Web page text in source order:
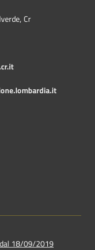
Cr
18/09/2019